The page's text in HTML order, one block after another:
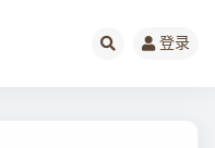
登录